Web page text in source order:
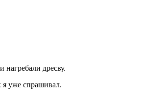
дресву.
я уже спрашивал.